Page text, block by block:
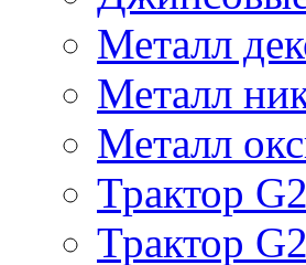
Металл
Металл
Металл
Трактор
Трактор